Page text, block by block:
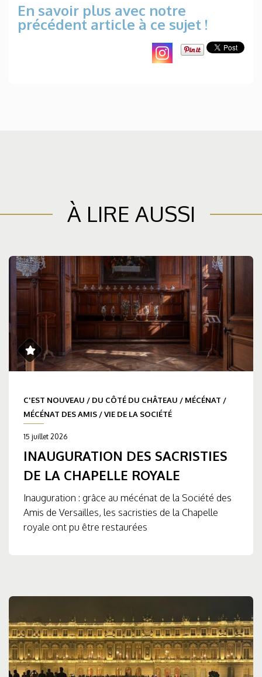
En savoir plus avec notre
précédent article à ce sujet !
À LIRE AUSSI
C'EST NOUVEAU / DU CÔTÉ DU CHÂTEAU / MÉCÉNAT /
MÉCÉNAT DES AMIS /VIE DE LA SOCIÉTÉ
15 juillet 2026
INAUGURATION DES SACRISTIES
DE LA CHAPELLE ROYALE
Inauguration : grâce au mécénat de la Société des
Amis de Versailles, les sacristies de la Chapelle
royale ont pu être restaurées